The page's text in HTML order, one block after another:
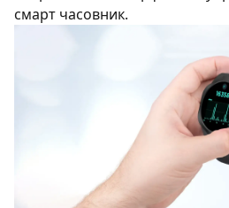
смарт часовник.